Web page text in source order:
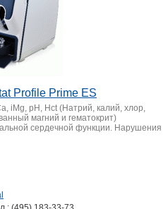
Profile Prime ES
iMg, pH, Hct (Натрий, калий, хлор,
магний и гематокрит)
сердечной функции. Нарушения